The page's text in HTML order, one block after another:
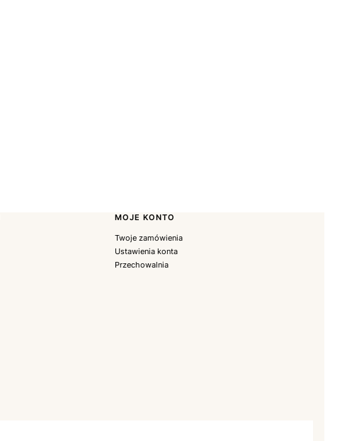
MOJE KONTO
Twoje zamówienia
Ustawienia konta
Przechowalnia